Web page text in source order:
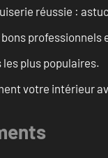
réussie :
bons
plus populaires.
votre intérieur